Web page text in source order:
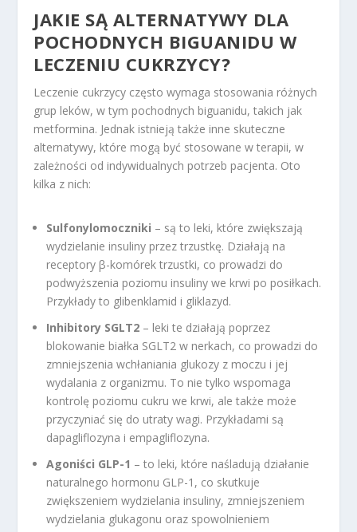
JAKIE SĄ ALTERNATYWY DLA
POCHODNYCH BIGUANIDU W
LECZENIU CUKRZYCY?
Leczenie cukrzycy często wymaga stosowania różnych
grup leków, w tym pochodnych biguanidu, takich jak
metformina. Jednak istnieją także inne skuteczne
alternatywy, które mogą być stosowane w terapii, w
zależności od indywidualnych potrzeb pacjenta. Oto
kilka z nich:
Sulfonylomoczniki – są to leki, które zwiększają
wydzielanie insuliny przez trzustkę. Działają na
receptory β-komórek trzustki, co prowadzi do
podwyższenia poziomu insuliny we krwi po posiłkach.
Przykłady to glibenklamid i gliklazyd.
Inhibitory SGLT2 – leki te działają poprzez
blokowanie białka SGLT2 w nerkach, co prowadzi do
zmniejszenia wchłaniania glukozy z moczu i jej
wydalania z organizmu. To nie tylko wspomaga
kontrolę poziomu cukru we krwi, ale także może
przyczyniać się do utraty wagi. Przykładami są
dapagliflozyna i empagliflozyna.
Agoniści GLP-1 – to leki, które naśladują działanie
naturalnego hormonu GLP-1, co skutkuje
zwiększeniem wydzielania insuliny, zmniejszeniem
wydzielania glukagonu oraz spowolnieniem